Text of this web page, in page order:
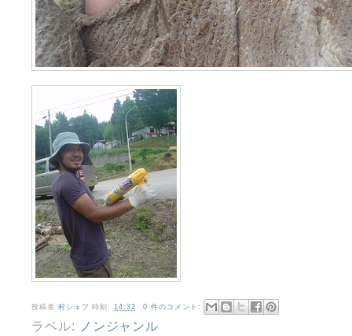
投稿者 村シェフ 時刻: 14:32 0 件のコメント:
ラベル: ノンジャンル